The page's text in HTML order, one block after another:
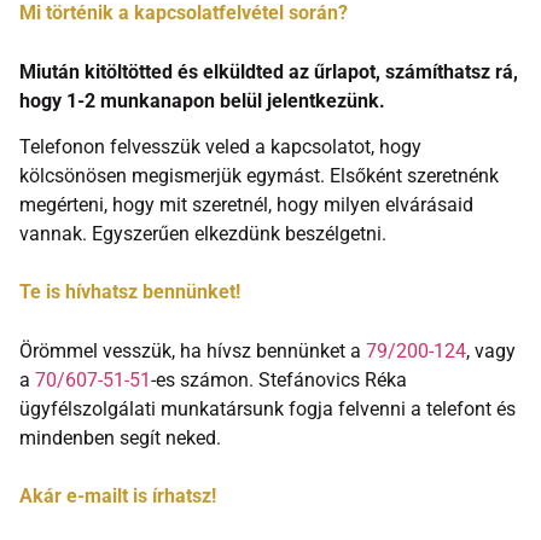
Mi történik a kapcsolatfelvétel során?
Miután kitöltötted és elküldted az űrlapot, számíthatsz rá,
hogy 1-2 munkanapon belül jelentkezünk.
Telefonon felvesszük veled a kapcsolatot, hogy
kölcsönösen megismerjük egymást. Elsőként szeretnénk
megérteni, hogy mit szeretnél, hogy milyen elvárásaid
vannak. Egyszerűen elkezdünk beszélgetni.
Te is hívhatsz bennünket!
Örömmel vesszük, ha hívsz bennünket a 79/200-124, vagy
a 70/607-51-51-es számon. Stefánovics Réka
ügyfélszolgálati munkatársunk fogja felvenni a telefont és
mindenben segít neked.
Akár e-mailt is írhatsz!